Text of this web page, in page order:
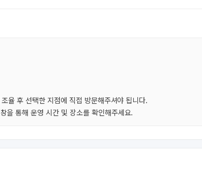
율 후 선택한 지점에 직접 방문해주셔야 됩니다.
을 통해 운영 시간 및 장소를 확인해주세요.